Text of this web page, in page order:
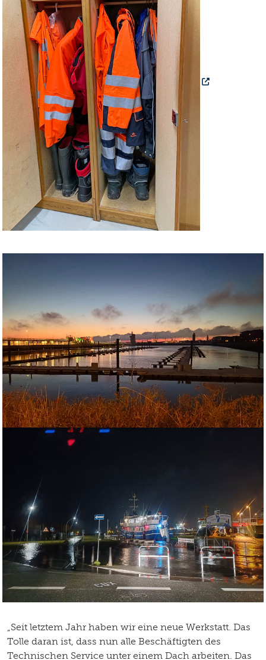
„Seit letztem Jahr haben wir eine neue Werkstatt. Das
Tolle daran ist, dass nun alle Beschäftigten des
Technischen Service unter einem Dach arbeiten. Das